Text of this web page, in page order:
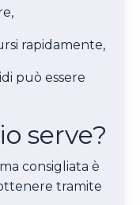
rapidamente,
può essere
serve?
consigliata è
tramite